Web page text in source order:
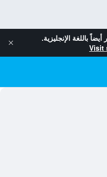
أيضاً باللغة الإنجليزية.
Visit